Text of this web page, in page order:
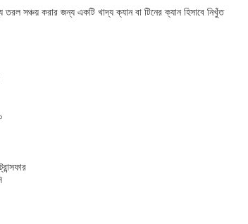
সঞ্চয় করার জন্য একটি খাদ্য ক্যান বা টিনের ক্যান হিসাবে নিখুঁত